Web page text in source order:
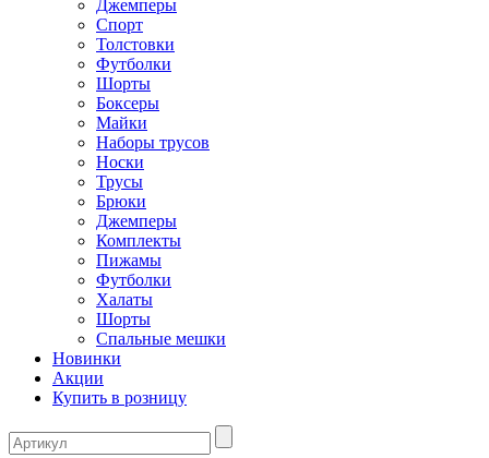
Джемперы
Спорт
Толстовки
Футболки
Шорты
Боксеры
Майки
Наборы трусов
Носки
Трусы
Брюки
Джемперы
Комплекты
Пижамы
Футболки
Халаты
Шорты
Спальные мешки
Новинки
Акции
Купить в розницу